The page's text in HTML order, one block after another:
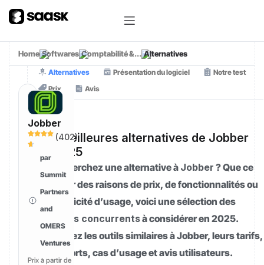
Home Softwares Comptabilité &... Alternatives
Jobber
(402)
par
Summit
Partners
and
OMERS
Ventures
Prix à partir de
Alternatives Présentation du logiciel
Notre test
Prix
Avis
[01]
Les meilleures alternatives de Jobber
en 2025
Vous cherchez une alternative à Jobber ? Que ce
soit pour des raisons de prix, de fonctionnalités ou
de simplicité d’usage, voici une sélection des
meilleurs concurrentsà considérer en 2025.
Comparez les outils similaires à Jobber, leurs tarifs,
points forts, cas d’usage et avis utilisateurs.